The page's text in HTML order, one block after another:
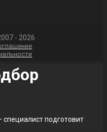
- 2026
специалист подготовит